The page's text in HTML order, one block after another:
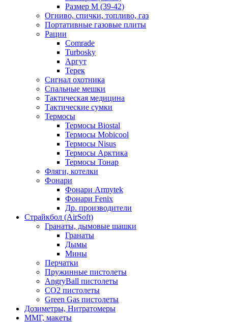
Размер M (39-42)
Огниво, спички, топливо, газ
Портативные газовые плиты
Рации
Comrade
Turbosky
Аргут
Терек
Сигнал охотника
Спальные мешки
Тактическая медицина
Тактические сумки
Термосы
Термосы Biostal
Термосы Mobicool
Термосы Nisus
Термосы Арктика
Термосы Тонар
Фляги, котелки
Фонари
Фонари Armytek
Фонари Fenix
Др. производители
Страйкбол (AirSoft)
Гранаты, дымовые шашки
Гранаты
Дымы
Мины
Перчатки
Пружинные пистолеты
AngryBall пистолеты
CO2 пистолеты
Green Gas пистолеты
Дозиметры, Нитратомеры
ММГ, макеты